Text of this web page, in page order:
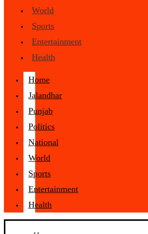
World
Sports
Entertainment
Health
Home
Jalandhar
Punjab
Politics
National
World
Sports
Entertainment
Health